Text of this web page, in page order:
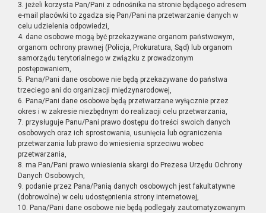
3. jeżeli korzysta Pan/Pani z odnośnika na stronie będącego adresem
e-mail placówki to zgadza się Pan/Pani na przetwarzanie danych w
celu udzielenia odpowiedzi,
4. dane osobowe mogą być przekazywane organom państwowym,
organom ochrony prawnej (Policja, Prokuratura, Sąd) lub organom
samorządu terytorialnego w związku z prowadzonym
postępowaniem,
5. Pana/Pani dane osobowe nie będą przekazywane do państwa
trzeciego ani do organizacji międzynarodowej,
6. Pana/Pani dane osobowe będą przetwarzane wyłącznie przez
okres i w zakresie niezbędnym do realizacji celu przetwarzania,
7. przysługuje Panu/Pani prawo dostępu do treści swoich danych
osobowych oraz ich sprostowania, usunięcia lub ograniczenia
przetwarzania lub prawo do wniesienia sprzeciwu wobec
przetwarzania,
8. ma Pan/Pani prawo wniesienia skargi do Prezesa Urzędu Ochrony
Danych Osobowych,
9. podanie przez Pana/Panią danych osobowych jest fakultatywne
(dobrowolne) w celu udostępnienia strony internetowej,
10. Pana/Pani dane osobowe nie będą podlegały zautomatyzowanym